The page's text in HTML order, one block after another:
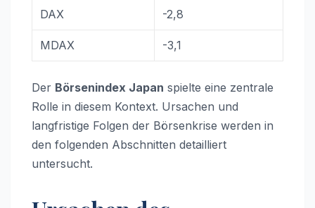
DAX -2,8
MDAX -3,1
Der Börsenindex Japan spielte eine zentrale
Rolle in diesem Kontext. Ursachen und
langfristige Folgen der Börsenkrise werden in
den folgenden Abschnitten detailliert
untersucht.